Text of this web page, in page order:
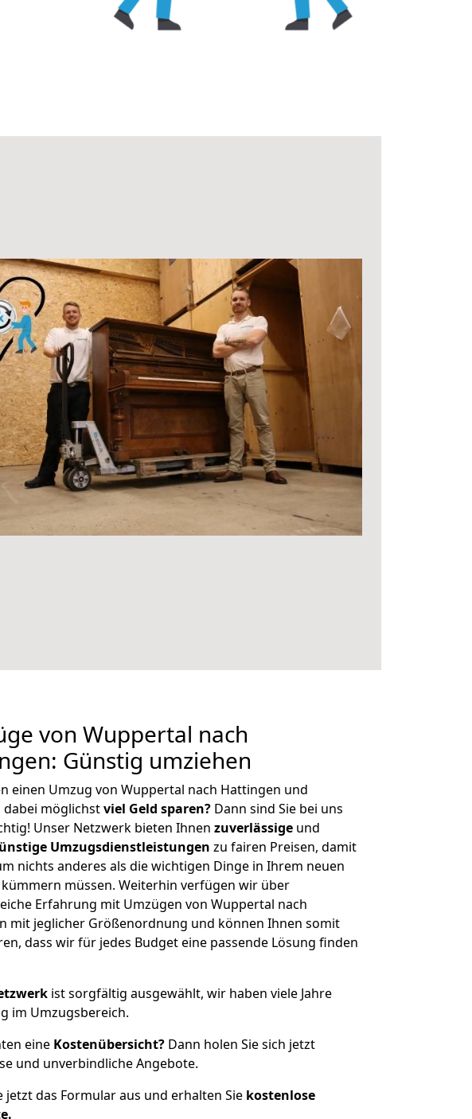
von Wuppertal nach
Günstig umziehen
einen Umzug von Wuppertal nach Hattingen und
dabei möglichstviel Geld sparen? Dann sind Sie bei uns
Unser Netzwerk bieten Ihnen zuverlässige und
Umzugsdienstleistungen zu fairen Preisen, damit
nichts anderes als die wichtigen Dinge in Ihrem neuen
müssen. Weiterhin verfügen wir über
Erfahrung mit Umzügen von Wuppertal nach
mit jeglicher Größenordnung und können Ihnen somit
dass wir für jedes Budget eine passende Lösung finden
ist sorgfältig ausgewählt, wir haben viele Jahre
im Umzugsbereich.
eine Kostenübersicht? Dann holen Sie sich jetzt
und unverbindliche Angebote.
jetzt das Formular aus und erhalten Sie kostenlose